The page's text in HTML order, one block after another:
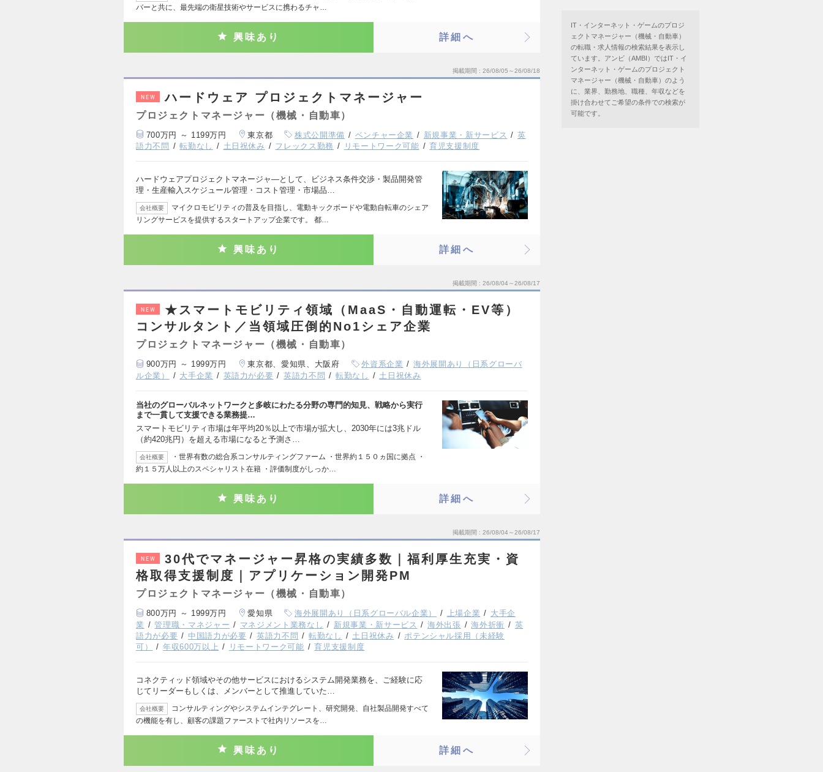
バーと共に、最先端の衛星技術やサービスに携わるチャ…
興味あり 詳細へ
掲載期間 26/08/05～26/08/18
NEW ハードウェア プロジェクトマネージャー
プロジェクトマネージャー（機械・自動車）
700万円 ～ 1199万円 東京都 株式公開準備 ベンチャー企業 新規事業・新サービス
英
語力不問
転勤なし 土日祝休み フレックス勤務 リモートワーク可能 育児支援制度
ハードウェアプロジェクトマネージャ―として、ビジネス条件交渉・製品開発管
理・生産輸入スケジュール管理・コスト管理・市場品…
会社概要
マイクロモビリティの普及を目指し、電動キックボードや電動自転車のシェア
リングサービスを提供するスタートアップ企業です。 都…
興味あり 詳細へ
掲載期間 26/08/04～26/08/17
NEW
★スマートモビリティ領域（MaaS・自動運転・EV等）
コンサルタント／当領域圧倒的No1シェア企業
プロジェクトマネージャー（機械・自動車）
900万円 ～ 1999万円 東京都、愛知県、大阪府 外資系企業
海外展開あり（日系グローバ
ル企業）
大手企業 英語力が必要 英語力不問 転勤なし 土日祝休み
当社のグローバルネットワークと多岐にわたる分野の専門的知見、戦略から実行
まで一貫して支援できる業務提…
スマートモビリティ市場は年平均20％以上で市場が拡大し、2030年には3兆ドル
（約420兆円）を超える市場になると予測さ…
会社概要
・世界有数の総合系コンサルティングファーム ・世界約１５０ヵ国に拠点 ・
約１５万人以上のスペシャリスト在籍 ・評価制度がしっか…
興味あり 詳細へ
掲載期間 26/08/04～26/08/17
NEW
30代でマネージャー昇格の実績多数｜福利厚生充実・資
格取得支援制度｜アプリケーション開発PM
プロジェクトマネージャー（機械・自動車）
800万円 ～ 1999万円 愛知県 海外展開あり（日系グローバル企業） 上場企業
大手企
業
管理職・マネジャー マネジメント業務なし 新規事業・新サービス 海外出張 海外折衝
英
語力が必要
中国語力が必要 英語力不問 転勤なし 土日祝休み
ポテンシャル採用（未経験
可）
年収600万以上 リモートワーク可能 育児支援制度
コネクティッド領域やその他サービスにおけるシステム開発業務を、ご経験に応
じてリーダーもしくは、メンバーとして推進していた…
会社概要
コンサルティングやシステムインテグレート、研究開発、自社製品開発すべて
の機能を有し、顧客の課題ファーストで社内リソースを…
興味あり 詳細へ
IT・インターネット・ゲームのプロジ
ェクトマネージャー（機械・自動車）
の転職・求人情報の検索結果を表示し
ています。アンビ（AMBI）ではIT・イ
ンターネット・ゲームのプロジェクト
マネージャー（機械・自動車）のよう
に、業界、勤務地、職種、年収などを
掛け合わせてご希望の条件での検索が
可能です。